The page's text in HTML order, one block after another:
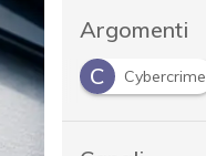
Argomenti
Agid C Cybercrime